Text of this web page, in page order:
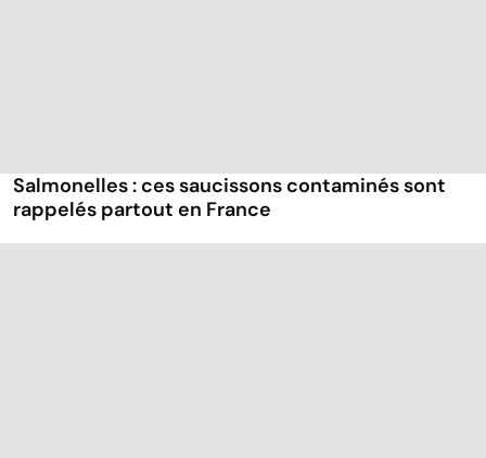
Salmonelles : ces saucissons contaminés sont
rappelés partout en France